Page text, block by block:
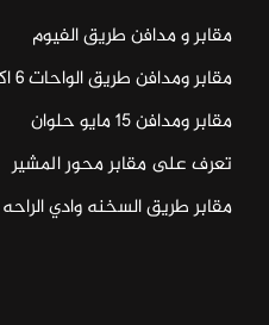
مقابر و مدافن طريق الفيوم
مقابر ومدافن طريق الواحات ٦ اكتوبر
مقابر ومدافن ١٥ مايو حلوان
تعرف على مقابر محور المشير
مقابر طريق السخنه وادي الراحه